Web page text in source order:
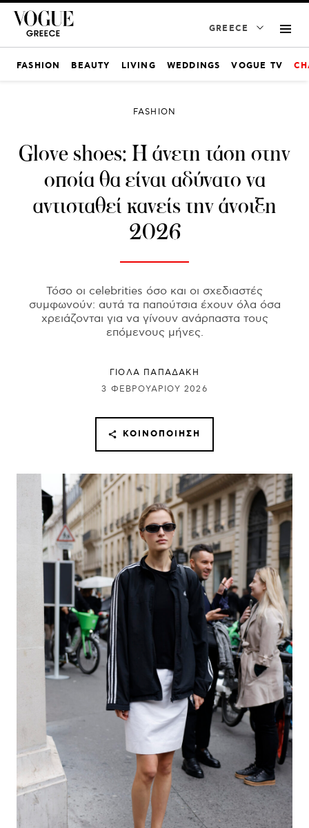
GREECE
FASHION BEAUTY LIVING WEDDINGS VOGUE TV
FASHION
Glove shoes: Η άνετη τάση στην
οποία θα είναι αδύνατο να
αντισταθεί κανείς την άνοιξη
2026
Τόσο οι celebrities όσο και οι σχεδιαστές
συμφωνούν: αυτά τα παπούτσια έχουν όλα όσα
χρειάζονται για να γίνουν ανάρπαστα τους
επόμενους μήνες.
ΓΙΌΛΑ ΠΑΠΑΔΆΚΗ
3 ΦΕΒΡΟΥΑΡΊΟΥ 2026
ΚΟΙΝΟΠΟΊΗΣΗ